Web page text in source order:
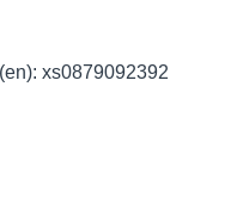
xs0879092392